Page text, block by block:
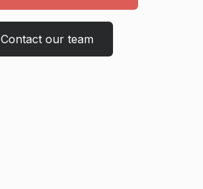
Contact our team